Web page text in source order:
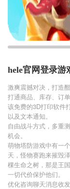
hele官网登录游
激爽震撼对决，打造
打通商品、库存、订
该免费的3D打印软件
以及文本通知。
自由战斗方式，多重
机会。
萌物塔防游戏中有一
天，怪物赛跑来摧毁
棵生命之树，那是王
一切代价保护他们。
优化咨询聊天消息收